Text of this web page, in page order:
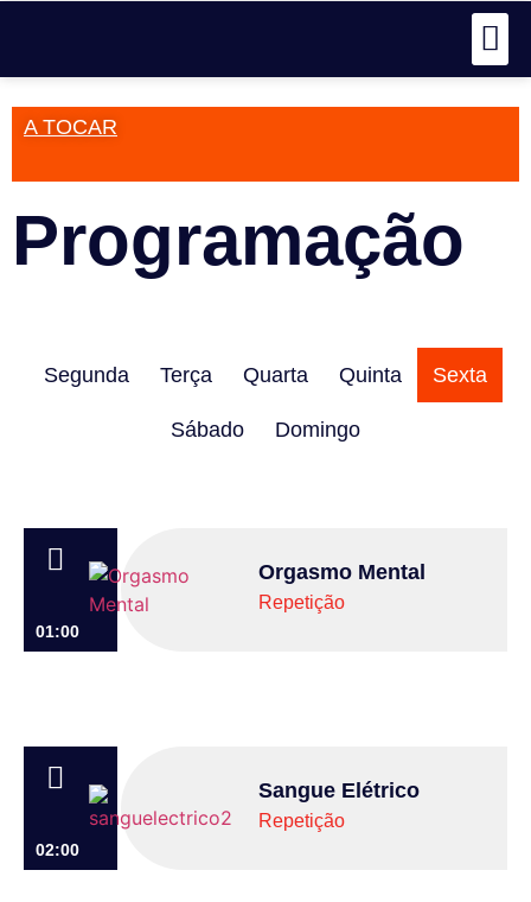
A TOCAR
Programação
Segunda Terça Quarta Quinta Sexta
Sábado Domingo
01:00
Orgasmo Mental
Repetição
02:00
Sangue Elétrico
Repetição